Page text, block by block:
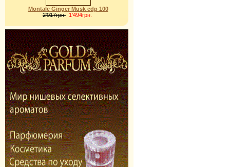
Montale Ginger Musk edp 100
2'017грн. 1'494грн.